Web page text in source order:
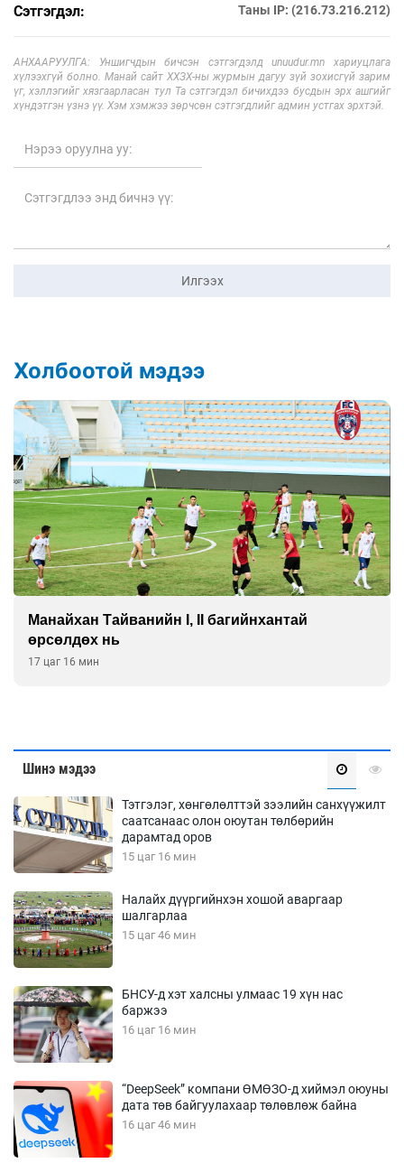
Сэтгэгдэл: Таны IP: (216.73.216.212)
АНХААРУУЛГА: Уншигчдын бичсэн сэтгэгдэлд unuudur.mn хариуцлага
хүлээхгүй болно. Манай сайт ХХЗХ-ны журмын дагуу зүй зохисгүй зарим
үг, хэллэгийг хязгаарласан тул Та сэтгэгдэл бичихдээ бусдын эрх ашгийг
хүндэтгэн үзнэ үү. Хэм хэмжээ зөрчсөн сэтгэгдлийг админ устгах эрхтэй.
Илгээх
Холбоотой мэдээ
Манайхан Тайванийн I, II багийнхантай
өрсөлдөх нь
17 цаг 16 мин
Шинэ мэдээ
Тэтгэлэг, хөнгөлөлттэй зээлийн санхүүжилт
саатсанаас олон оюутан төлбөрийн
дарамтад оров
15 цаг 16 мин
Налайх дүүргийнхэн хошой аваргаар
шалгарлаа
15 цаг 46 мин
БНСУ-д хэт халсны улмаас 19 хүн нас
баржээ
16 цаг 16 мин
“DeepSeek” компани ӨМӨЗО-д хиймэл оюуны
дата төв байгуулахаар төлөвлөж байна
16 цаг 46 мин